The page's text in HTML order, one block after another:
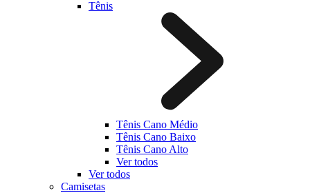
Tênis
Tênis Cano Médio
Tênis Cano Baixo
Tênis Cano Alto
Ver todos
Ver todos
Camisetas